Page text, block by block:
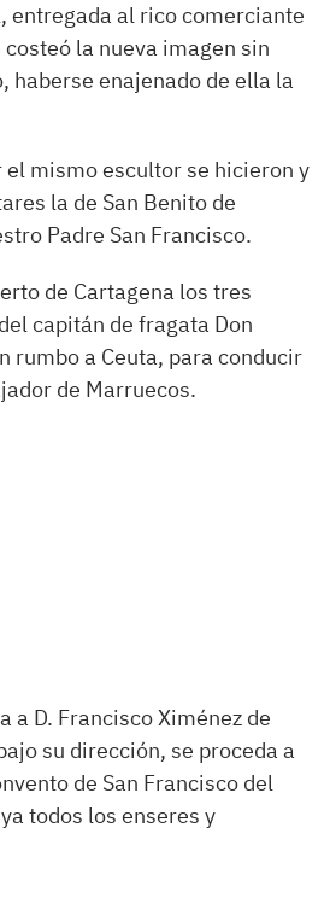
entregada al rico comerciante
costeó la nueva imagen sin
haberse enajenado de ella la
el mismo escultor se hicieron y
la de San Benito de
Padre San Francisco.
de Cartagena los tres
capitán de fragata Don
rumbo a Ceuta, para conducir
de Marruecos.
a D. Francisco Ximénez de
su dirección, se proceda a
de San Francisco del
todos los enseres y